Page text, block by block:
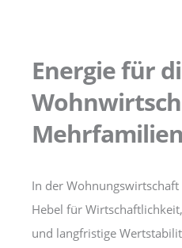
Energie für
In der
Hebel für
und langfristige